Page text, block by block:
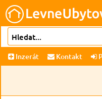
Inzerát Kontakt